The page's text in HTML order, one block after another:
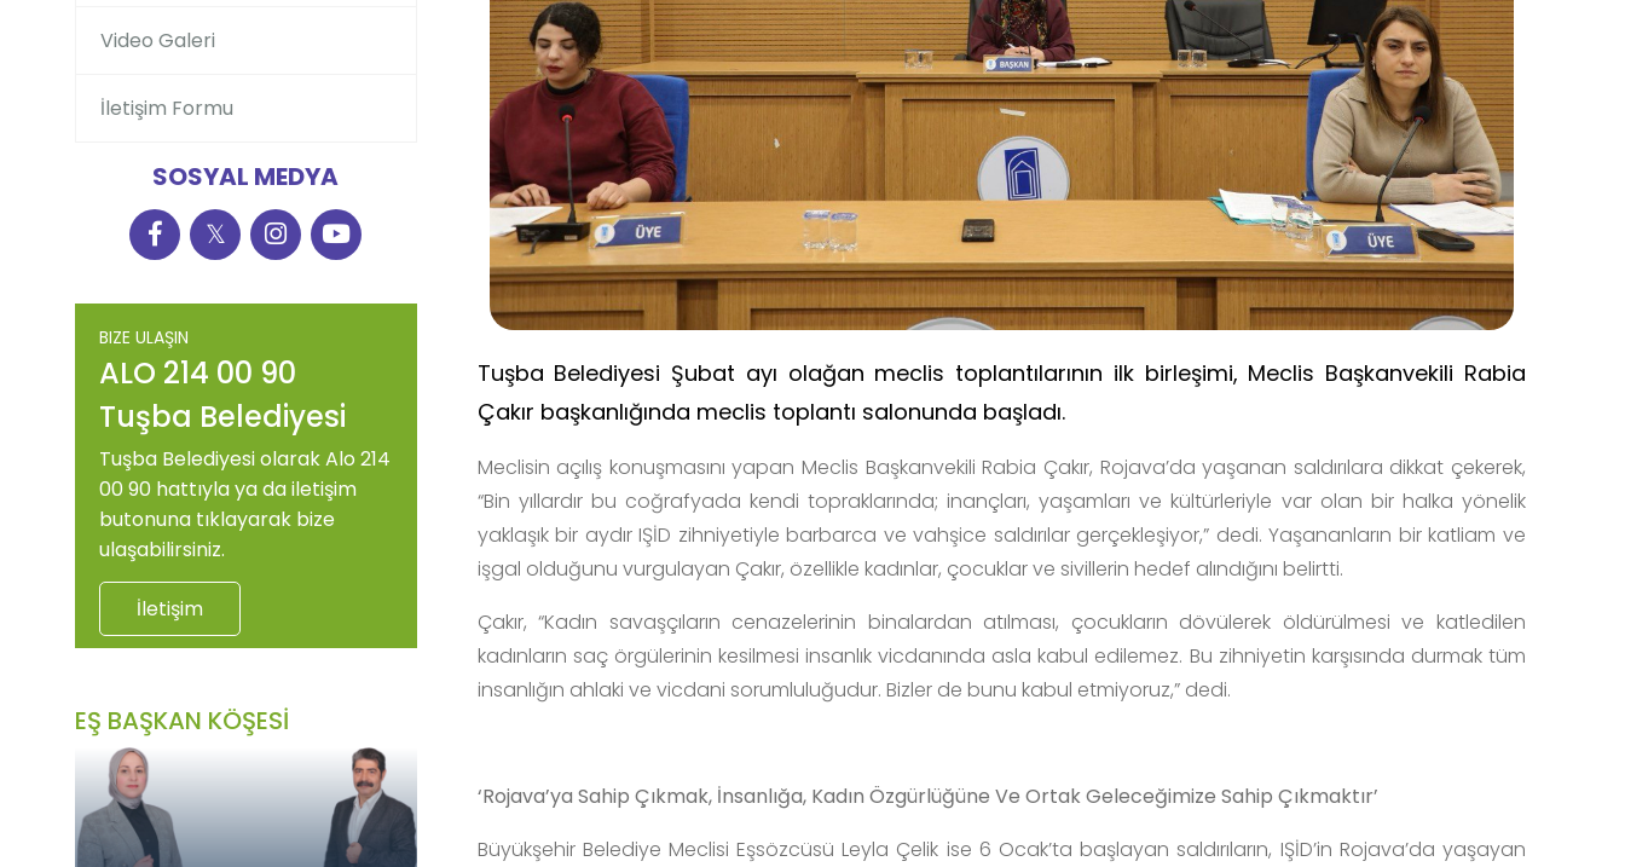
Video Galeri
İletişim Formu
SOSYAL MEDYA
𝕏
BIZE ULAŞIN
ALO 214 00 90
Tuşba Belediyesi
Tuşba Belediyesi olarak Alo 214
00 90 hattıyla ya da iletişim
butonuna tıklayarak bize
ulaşabilirsiniz.
İletişim
EŞ BAŞKAN KÖŞESİ
Tuşba Belediyesi Şubat ayı olağan meclis toplantılarının ilk birleşimi, Meclis Başkanvekili Rabia
Çakır başkanlığında meclis toplantı salonunda başladı.
Meclisin açılış konuşmasını yapan Meclis Başkanvekili Rabia Çakır, Rojava’da yaşanan saldırılara dikkat çekerek,
“Bin yıllardır bu coğrafyada kendi topraklarında; inançları, yaşamları ve kültürleriyle var olan bir halka yönelik
yaklaşık bir aydır IŞİD zihniyetiyle barbarca ve vahşice saldırılar gerçekleşiyor,” dedi. Yaşananların bir katliam ve
işgal olduğunu vurgulayan Çakır, özellikle kadınlar, çocuklar ve sivillerin hedef alındığını belirtti.
Çakır, “Kadın savaşçıların cenazelerinin binalardan atılması, çocukların dövülerek öldürülmesi ve katledilen
kadınların saç örgülerinin kesilmesi insanlık vicdanında asla kabul edilemez. Bu zihniyetin karşısında durmak tüm
insanlığın ahlaki ve vicdani sorumluluğudur. Bizler de bunu kabul etmiyoruz,” dedi.
‘Rojava’ya Sahip Çıkmak, İnsanlığa, Kadın Özgürlüğüne Ve Ortak Geleceğimize Sahip Çıkmaktır’
Büyükşehir Belediye Meclisi Eşsözcüsü Leyla Çelik ise 6 Ocak’ta başlayan saldırıların, IŞİD’in Rojava’da yaşayan